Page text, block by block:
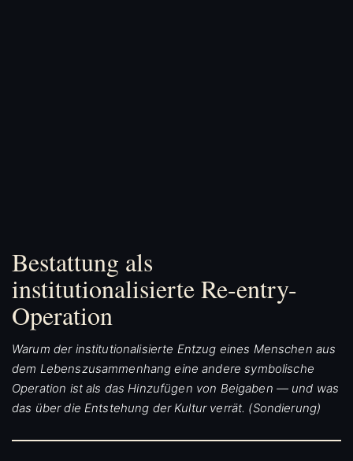
Bestattung als
institutionalisierte Re-entry-
Operation
Warum der institutionalisierte Entzug eines Menschen aus
dem Lebenszusammenhang eine andere symbolische
Operation ist als das Hinzufügen von Beigaben — und was
das über die Entstehung der Kultur verrät. (Sondierung)